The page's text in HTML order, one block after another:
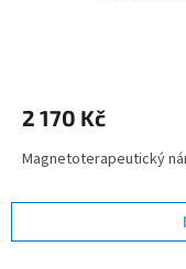
2 170 Kč
Magnetoterapeutický